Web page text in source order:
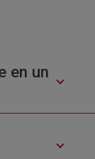
en un